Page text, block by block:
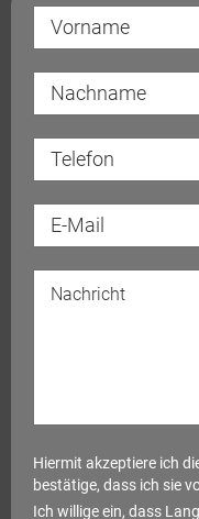
Hiermit akzeptiere ich
bestätige, dass ich sie
Ich willige ein, dass